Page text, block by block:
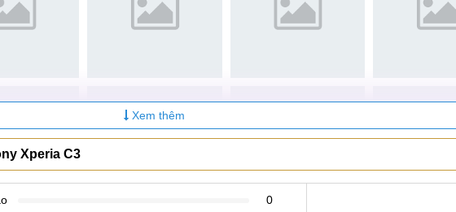
xuất xứ của linh kiện trước khi nhân viên tiến hành thay pin Sony C3.
không thể tìm được bất kỳ trung tâm nào có chi phí thay pin Sony C3 rẻ, bền
tâm quý khách còn nhận được những ưu đãi vô cùng hấp dẫn như: tặng ngay
dán màn hình xịn, vệ sinh và cài đặt phần mềm Free nếu quý khách có nhu
lưu ý khi thay pin và bảng giá
thay pin Sony XA1
Xem thêm
Xperia C3
0